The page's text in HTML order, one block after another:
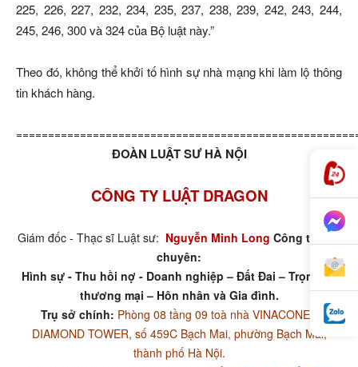
225, 226, 227, 232, 234, 235, 237, 238, 239, 242, 243, 244,
245, 246, 300 và 324 của Bộ luật này.”
Theo đó, không thể khởi tố hình sự nhà mạng khi làm lộ thông
tin khách hàng.
ĐOÀN LUẬT SƯ HÀ NỘI
CÔNG TY LUẬT DRAGON
Giám đốc - Thạc sĩ Luật sư: Nguyễn Minh Long Công ty luật
chuyên:
Hình sự - Thu hồi nợ - Doanh nghiệp – Đất Đai – Trọng tài
thương mại – Hôn nhân và Gia đình.
Trụ sở chính: Phòng 08 tầng 09 toà nhà VINACONEX
DIAMOND TOWER, số 459C Bạch Mai, phường Bạch Mai,
thành phố Hà Nội.